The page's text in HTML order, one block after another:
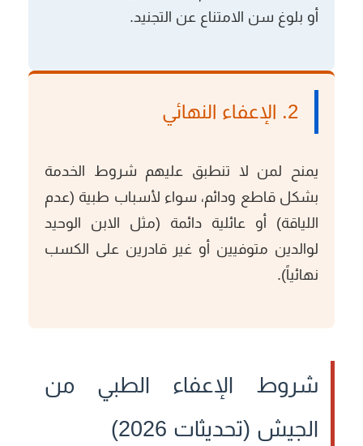
أو بلوغ سن الامتناع عن التجنيد.
2. الإعفاء النهائي
يمنح لمن لا تنطبق عليهم شروط الخدمة
بشكل قاطع ودائم، سواء لأسباب طبية (عدم
اللياقة) أو عائلية دائمة (مثل الابن الوحيد
لوالدين متوفيين أو غير قادرين على الكسب
نهائياً).
شروط الإعفاء الطبي من
الجيش (تحديثات 2026)